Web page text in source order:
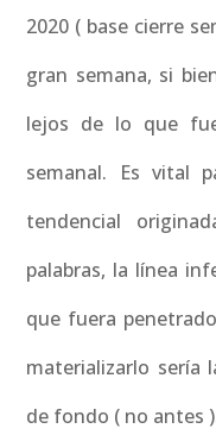
2020 ( base cierre
gran semana, si
lejos de lo que
semanal. Es vital
tendencial
palabras, la línea
que fuera
materializarlo sería
de fondo ( no antes